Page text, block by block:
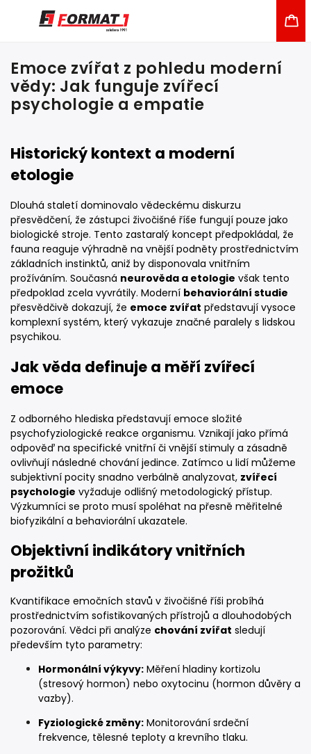
Emoce zvířat z pohledu moderní
vědy: Jak funguje zvířecí
psychologie a empatie
Historický kontext a moderní
etologie
Dlouhá staletí dominovalo vědeckému diskurzu
přesvědčení, že zástupci živočišné říše fungují pouze jako
biologické stroje. Tento zastaralý koncept předpokládal, že
fauna reaguje výhradně na vnější podněty prostřednictvím
základních instinktů, aniž by disponovala vnitřním
prožíváním. Současná neurověda a etologie však tento
předpoklad zcela vyvrátily. Moderní behaviorální studie
přesvědčivě dokazují, že emoce zvířat představují vysoce
komplexní systém, který vykazuje značné paralely s lidskou
psychikou.
Jak věda definuje a měří zvířecí
emoce
Z odborného hlediska představují emoce složité
psychofyziologické reakce organismu. Vznikají jako přímá
odpověď na specifické vnitřní či vnější stimuly a zásadně
ovlivňují následné chování jedince. Zatímco u lidí můžeme
subjektivní pocity snadno verbálně analyzovat, zvířecí
psychologie vyžaduje odlišný metodologický přístup.
Výzkumníci se proto musí spoléhat na přesně měřitelné
biofyzikální a behaviorální ukazatele.
Objektivní indikátory vnitřních
prožitků
Kvantifikace emočních stavů v živočišné říši probíhá
prostřednictvím sofistikovaných přístrojů a dlouhodobých
pozorování. Vědci při analýze chování zvířat sledují
především tyto parametry:
Hormonální výkyvy: Měření hladiny kortizolu
(stresový hormon) nebo oxytocinu (hormon důvěry a
vazby).
Fyziologické změny: Monitorování srdeční
frekvence, tělesné teploty a krevního tlaku.